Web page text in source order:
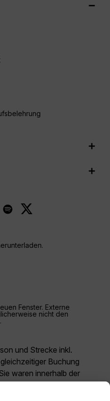
Fenster. Externe
nicht den
und Strecke inkl.
Buchung
waren innerhalb der
und sind
Bei den für die